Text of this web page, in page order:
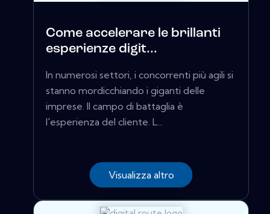
Come accelerare le brillanti
esperienze digit...
In numerosi settori, i concorrenti più agili si
stanno mordicchiando i giganti delle
imprese. Il campo di battaglia è
l'esperienza del cliente. L...
Visualizza altro